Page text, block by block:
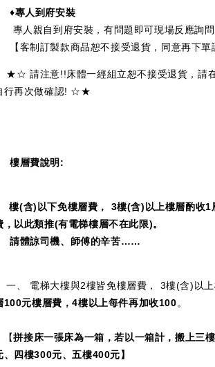
人到府安裝
人親自到府安裝，有問題即可現場反應詢問
客制訂製款商品恕不接受退貨，同意再下單
請注意!!床體一經組立恕不接受退貨，請
行再次做確認! ☆★
層費說明:
樓(含)以下免樓層費， 3樓(含)以上樓層酌收1
，以此類推(有電梯樓層不在此限)。
體諒司機、師傅的辛苦……
、 電梯大樓與2樓皆免樓層費， 3樓(含)以上
100元樓層費，4樓以上每件再加收100。
拼接床一張床為一箱，若以一箱計，搬上三
、四樓300元、五樓400元】